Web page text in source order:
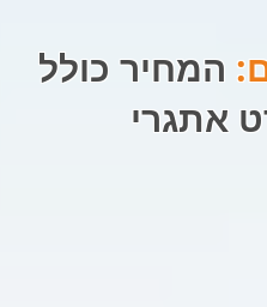
המחיר כולל
אתגרי